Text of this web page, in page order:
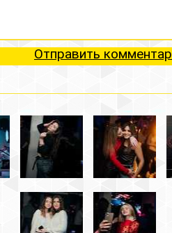
Отправить